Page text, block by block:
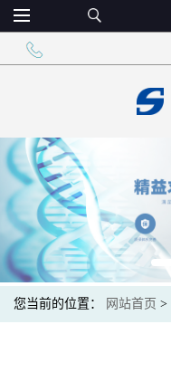
您当前的位置： 网站首页 >